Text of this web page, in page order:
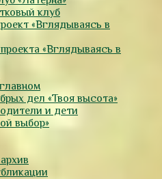
клуб
«Вглядываясь в
«Вглядываясь в
дел «Твоя высота»
и дети
выбор»